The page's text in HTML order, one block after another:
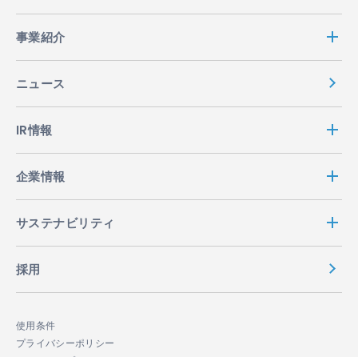
事業紹介
ニュース
IR情報
企業情報
サステナビリティ
採用
使用条件
プライバシーポリシー